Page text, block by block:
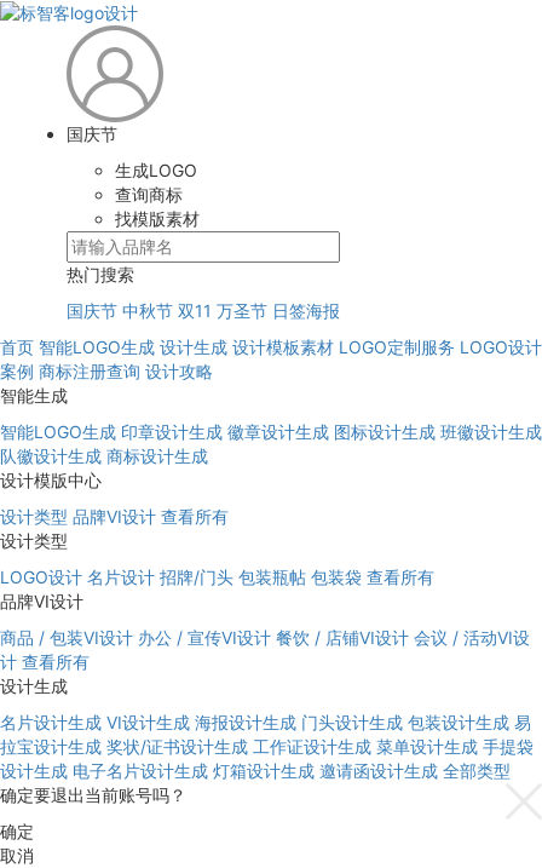
国庆节
生成LOGO
查询商标
找模版素材
热门搜索
国庆节 中秋节 双11 万圣节 日签海报
首页 智能LOGO生成 设计生成 设计模板素材 LOGO定制服务 LOGO设计
案例 商标注册查询 设计攻略
智能生成
智能LOGO生成 印章设计生成 徽章设计生成 图标设计生成 班徽设计生成
队徽设计生成 商标设计生成
设计模版中心
设计类型 品牌VI设计 查看所有
设计类型
LOGO设计 名片设计 招牌/门头 包装瓶帖 包装袋 查看所有
品牌VI设计
商品 / 包装VI设计 办公 / 宣传VI设计 餐饮 / 店铺VI设计 会议 / 活动VI设
计 查看所有
设计生成
名片设计生成 VI设计生成 海报设计生成 门头设计生成 包装设计生成 易
拉宝设计生成 奖状/证书设计生成 工作证设计生成 菜单设计生成 手提袋
设计生成 电子名片设计生成 灯箱设计生成 邀请函设计生成 全部类型
确定要退出当前账号吗？
确定
取消